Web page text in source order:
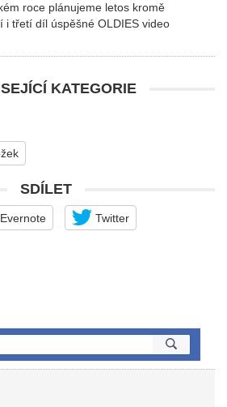
roce plánujeme letos kromě
i třetí díl úspěšné OLDIES video
KATEGORIE
SDÍLET
Evernote Twitter